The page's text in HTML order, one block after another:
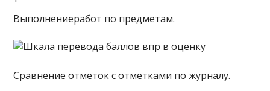
Выполнениеработ по предметам.
Сравнение отметок с отметками по журналу.